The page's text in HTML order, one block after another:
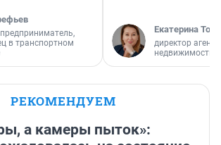
предприниматель,
в транспортном
Екатерина
директор
недвижимости
РЕКОМЕНДУЕМ
а камеры пыток»: